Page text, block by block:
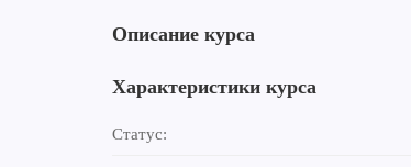
Описание курса
Характеристики курса
Статус: